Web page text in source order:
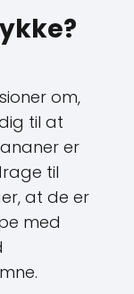
om,
til at
er
til
at de er
med